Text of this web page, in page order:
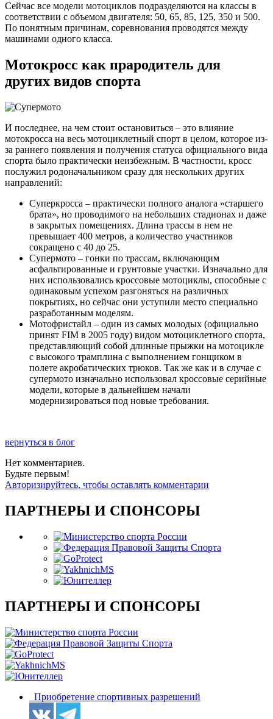
Сейчас все модели мотоциклов подразделяются на классы в
соответствии с объемом двигателя: 50, 65, 85, 125, 350 и 500.
По понятным причинам, соревнования проводятся между
машинами одного класса.
Мотокросс как прародитель для
других видов спорта
И последнее, на чем стоит остановиться – это влияние
мотокросса на весь мотоциклетный спорт в целом, которое из-
за раннего появления и получения статуса официального вида
спорта было практически неизбежным. В частности, кросс
послужил родоначальником сразу для нескольких других
направлений:
Суперкросса – практически полного аналога «старшего
брата», но проводимого на небольших стадионах и даже
в закрытых помещениях. Длина трассы в нем не
превышает 400 метров, а количество участников
сокращено с 40 до 25.
Супермото – гонки по трассам, включающим
асфальтированные и грунтовые участки. Изначально для
них использовались кроссовые мотоциклы, способные с
одинаковым успехом разгоняться на различных
покрытиях, но сейчас они уступили место специально
разработанным моделям.
Мотофристайл – один из самых молодых (официально
принят FIM в 2005 году) видом мотоциклетного спорта,
представляющий собой длинные прыжки на мотоцикле
с высокого трамплина с выполнением гонщиком в
полете акробатических трюков. Так же как и в случае с
супермото изначально использовал кроссовые серийные
модели, которые в дальнейшем начали
модернизироваться под новые требования.
вернуться в блог
Нет комментариев.
Будьте первым!
Авторизируйтесь, чтобы оставлять комментарии
ПАРТНЕРЫ И СПОНСОРЫ
ПАРТНЕРЫ И СПОНСОРЫ
Приобретение спортивных разрешений